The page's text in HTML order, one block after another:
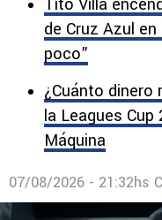
visitante y
jóvenes en un
Tito Villa
de Cruz Azul
poco”
¿Cuánto dinero
la Leagues Cup